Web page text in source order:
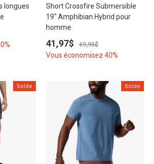
longues
Short Crossfire Submersible
19" Amphibian Hybrid pour
homme
41,97$ 69,95$
Vous économisez 40%
Solde Solde